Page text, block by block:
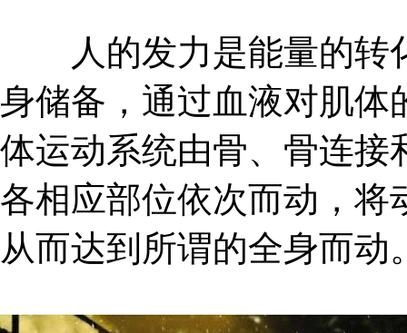
人的发力是能量的转
身储备，通过血液对肌体
体运动系统由骨、骨连接
各相应部位依次而动，将
从而达到所谓的全身而动